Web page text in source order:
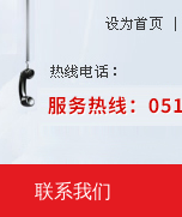
联系我们